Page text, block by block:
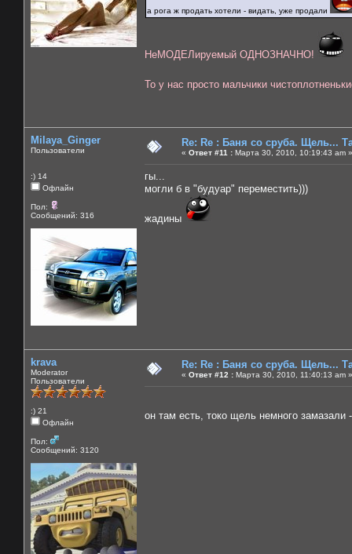
а рога ж продать хотели - видать, уже продали
НеМОДЕЛируемый ОДНОЗНАЧНО!
То у нас просто мальчики
Milaya_Ginger
Пользователи
:) 14
Офлайн
Пол:
Сообщений: 316
Re: Re : Баня со сруба. Щель...
« Ответ #11 : Марта 30, 2010, 10:19:43 am »
гы...
могли б в "будуар" переместить)))
жадины
krava
Moderator
Пользователи
:) 21
Офлайн
Пол:
Сообщений: 3120
Re: Re : Баня со сруба. Щель...
« Ответ #12 : Марта 30, 2010, 11:40:13 am »
он там есть, токо щель немного